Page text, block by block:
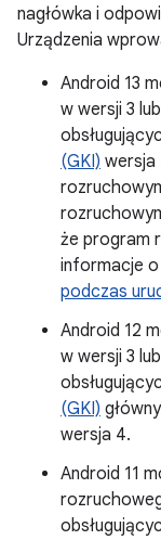
nagłówka i
Urządzenia
Android 13
w wersji 3
(GKI) wersja
że program
informacje o
podczas
Android 12
w wersji 3
(GKI)
wersja 4.
Android 11